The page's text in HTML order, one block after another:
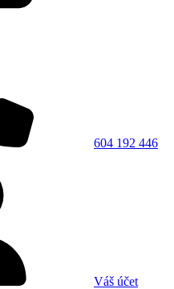
604 192 446
Váš účet